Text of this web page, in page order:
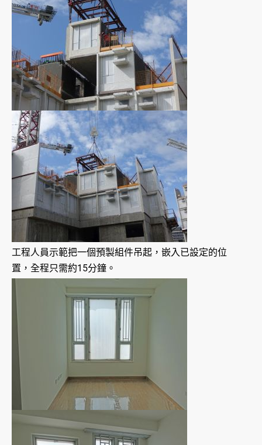
工程人員示範把一個預製組件吊起，嵌入已設定的位
置，全程只需約15分鐘。